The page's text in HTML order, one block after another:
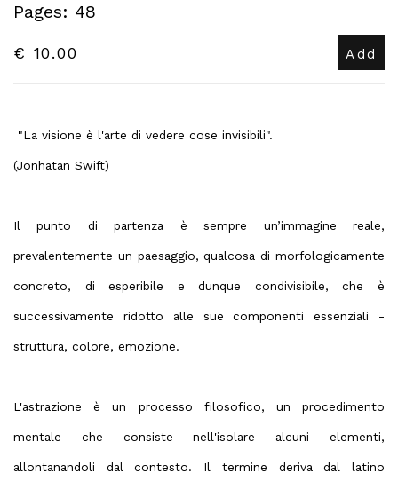
Pages: 48
€ 10.00 Add
"La visione è l'arte di vedere cose invisibili".
(Jonhatan Swift)
Il punto di partenza è sempre un’immagine reale,
prevalentemente un paesaggio, qualcosa di morfologicamente
concreto, di esperibile e dunque condivisibile, che è
successivamente ridotto alle sue componenti essenziali -
struttura, colore, emozione.
L'astrazione è un processo filosofico, un procedimento
mentale che consiste nell'isolare alcuni elementi,
allontanandoli dal contesto. Il termine deriva dal latino